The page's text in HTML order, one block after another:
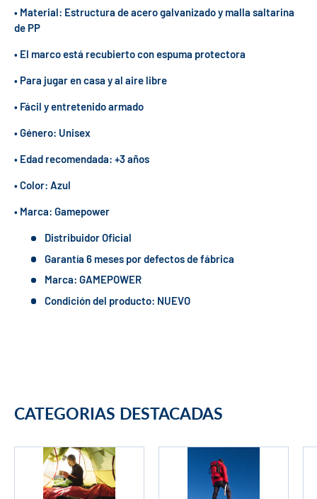
• Material: Estructura de acero galvanizado y malla saltarina
de PP
• El marco está recubierto con espuma protectora
• Para jugar en casa y al aire libre
• Fácil y entretenido armado
• Género: Unisex
• Edad recomendada: +3 años
• Color: Azul
• Marca: Gamepower
Distribuidor Oficial
Garantía 6 meses por defectos de fábrica
Marca: GAMEPOWER
Condición del producto: NUEVO
CATEGORIAS DESTACADAS